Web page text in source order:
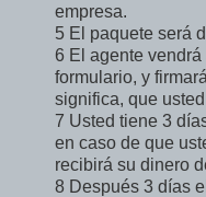
empresa.
5 El paquete será
6 El agente
formulario, y
significa, que
7 Usted tiene 3
en caso de que
recibirá su dinero
8 Después 3 días